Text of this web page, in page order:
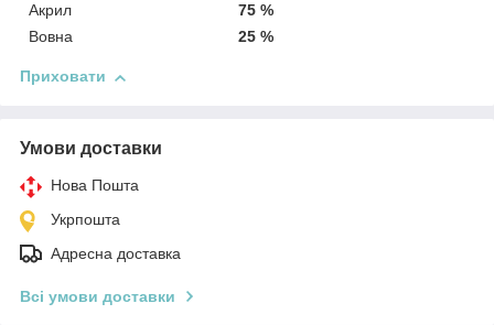
Акрил
75 %
Вовна
25 %
Приховати
Умови доставки
Нова Пошта
Укрпошта
Адресна доставка
Всі умови доставки